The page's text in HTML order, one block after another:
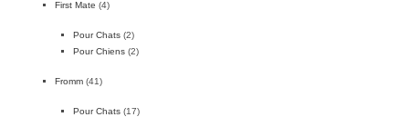
First Mate (4)
Pour Chats (2)
Pour Chiens (2)
Fromm (41)
Pour Chats (17)